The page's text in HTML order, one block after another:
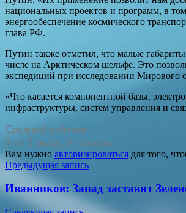
национальных проектов и программ, в
энергообеспечение космического
глава РФ.
Путин также отметил, что малые
числе на Арктическом шельфе. Это
экспедиций при исследовании Мирового
«Что касается компонентной базы,
инфраструктуры, систем управления и
Средний рейтинг
0 из 5 звезд. 0 голосов.
Вам нужно авторизироваться для того,
Навигация
по
записям
Предыдущая запись
Иванников: Запад заставит